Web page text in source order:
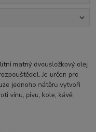
matný dvousložkový olej
Je určen pro
jednoho nátěru vytvoří
vínu, pivu, kole, kávě,